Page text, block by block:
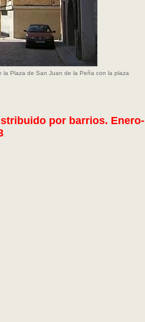
Plaza de San Juan de la Peña con la plaza
por barrios. Enero-